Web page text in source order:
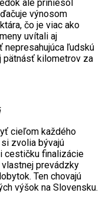
ale priniesol
výnosom
čo je viac ako
uvítali aj
ľudskú
pätnásť kilometrov za
cieľom každého
zvolia bývajú
cestičku finalizácie
prevádzky
Ten chovajú
výšok na Slovensku.